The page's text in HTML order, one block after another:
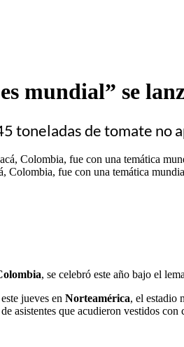
mundial” se
toneladas de tomate no
Colombia, fue con una temática
, se celebró este año bajo el
jueves en Norteamérica, el estadio
asistentes que acudieron vestidos con